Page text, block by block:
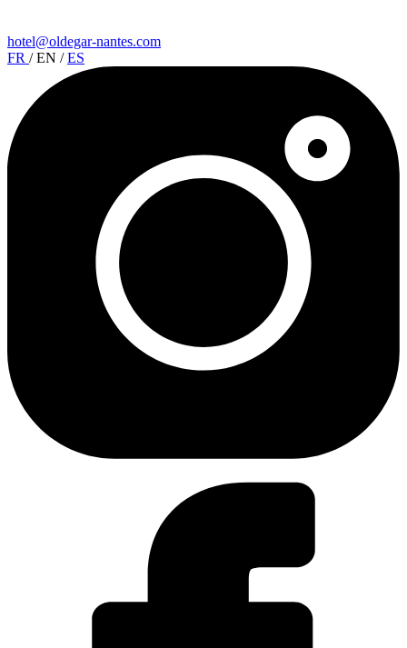
hotel@oldegar-nantes.com
FR /EN /ES